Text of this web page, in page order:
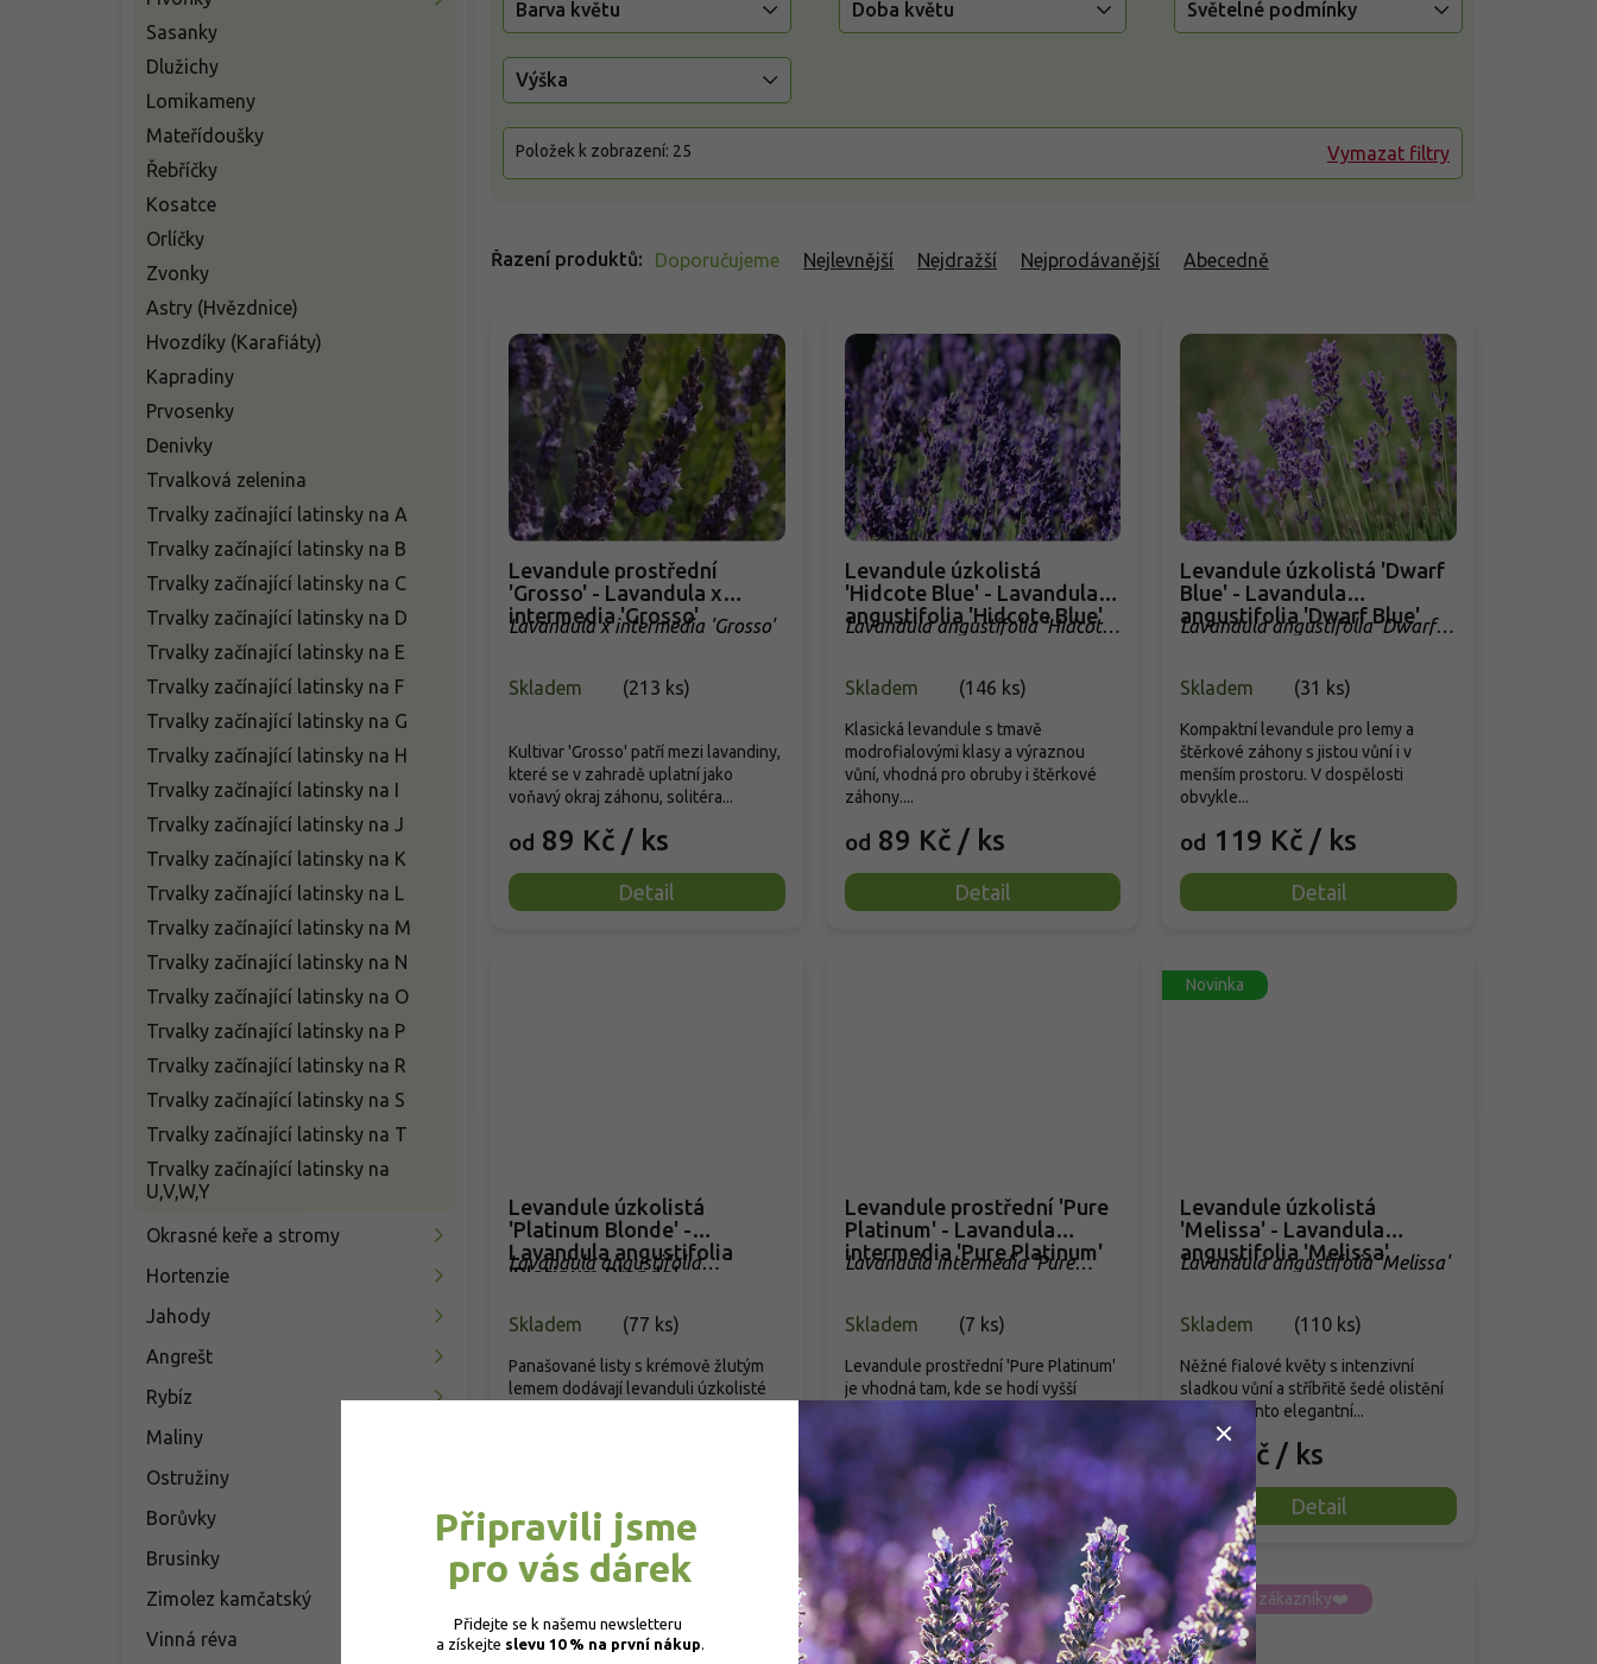
Sasanky
Dlužichy
Lomikameny
Mateřídoušky
Řebříčky
Kosatce
Orlíčky
Zvonky
Astry (Hvězdnice)
Hvozdíky (Karafiáty)
Kapradiny
Prvosenky
Denivky
Trvalková zelenina
Trvalky začínající latinsky na A
Trvalky začínající latinsky na B
Trvalky začínající latinsky na C
Trvalky začínající latinsky na D
Trvalky začínající latinsky na E
Trvalky začínající latinsky na F
Trvalky začínající latinsky na G
Trvalky začínající latinsky na H
Trvalky začínající latinsky na I
Trvalky začínající latinsky na J
Trvalky začínající latinsky na K
Trvalky začínající latinsky na L
Trvalky začínající latinsky na M
Trvalky začínající latinsky na N
Trvalky začínající latinsky na O
Trvalky začínající latinsky na P
Trvalky začínající latinsky na R
Trvalky začínající latinsky na S
Trvalky začínající latinsky na T
Trvalky začínající latinsky na
U,V,W,Y
Okrasné keře a stromy
Hortenzie
Jahody
Angrešt
Rybíz
Maliny
Ostružiny
Borůvky
Brusinky
Zimolez kamčatský
Vinná réva
Řazení produktů Doporučujeme Nejlevnější Nejdražší Nejprodávanější Abecedně
Barva květu Doba květu Světelné podmínky
Výška
Vymazat filtry
Položek k zobrazení: 25
Levandule prostřední
'Grosso' - Lavandula x
intermedia 'Grosso'
Lavandula x intermedia 'Grosso'
Skladem (213 ks)
od 89 Kč / ks
Detail
Kultivar 'Grosso' patří mezi lavandiny,
které se v zahradě uplatní jako
voňavý okraj záhonu, solitéra...
Levandule úzkolistá
'Hidcote Blue' - Lavandula
angustifolia 'Hidcote Blue'
Lavandula angustifolia 'Hidcote
Skladem
(146 ks)
od 89 Kč / ks
Detail
Klasická levandule s tmavě
modrofialovými klasy a výraznou
vůní, vhodná pro obruby i štěrkové
záhony....
Levandule úzkolistá 'Dwarf
Blue' - Lavandula
angustifolia 'Dwarf Blue'
Lavandula angustifolia 'Dwarf
Skladem
(31 ks)
od 119 Kč / ks
Detail
Kompaktní levandule pro lemy a
štěrkové záhony s jistou vůní i v
menším prostoru. V dospělosti
obvykle...
Levandule úzkolistá
'Platinum Blonde' -
Lavandula angustifolia
'Platinum Blonde'
Lavandula angustifolia
Skladem
(77 ks)
Panašované listy s krémově žlutým
lemem dodávají levanduli úzkolisté
Levandule prostřední 'Pure
Platinum' - Lavandula
intermedia 'Pure Platinum'
Lavandula intermedia 'Pure
Skladem
(7 ks)
119 Kč/ ks
Detail
Levandule prostřední 'Pure Platinum'
je vhodná tam, kde se hodí vyšší
květní stonky a intenzivní...
Novinka
Levandule úzkolistá
'Melissa' - Lavandula
angustifolia 'Melissa'
Lavandula angustifolia 'Melissa'
Skladem (110 ks)
299 Kč / ks
Detail
Něžné fialové květy s intenzivní
sladkou vůní a stříbřitě šedé olistění
definují tento elegantní...
Novinka
Oblíbeno zákazníky❤️
Oblíbeno zákazníky❤️
Připravili jsme
pro vás dárek
Přidejte se k našemu newsletteru
a získejte slevu 10 % na první nákup.